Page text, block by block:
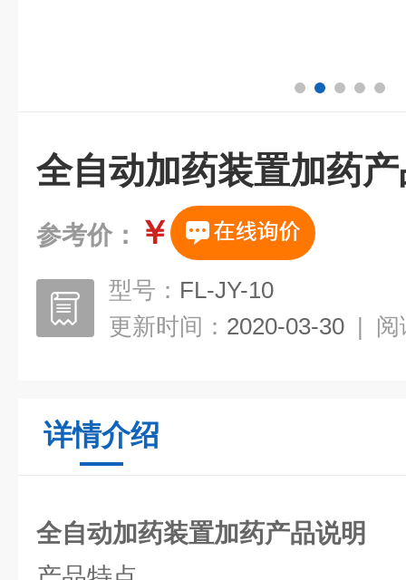
全自动加药装置加药
参考价： ￥
型号： FL-JY-10
更新时间： 2020-03-30 | 阅
详情介绍
全自动加药装置加药产品说明